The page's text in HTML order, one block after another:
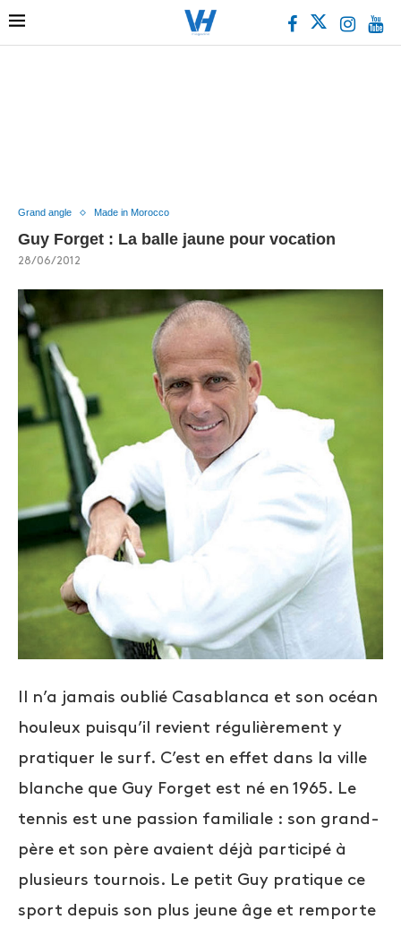
Grand angle Made in Morocco
Guy Forget : La balle jaune pour vocation
28/06/2012
Il n’a jamais oublié Casablanca et son océan
houleux puisqu’il revient régulièrement y
pratiquer le surf. C’est en effet dans la ville
blanche que Guy Forget est né en 1965. Le
tennis est une passion familiale : son grand-
père et son père avaient déjà participé à
plusieurs tournois. Le petit Guy pratique ce
sport depuis son plus jeune âge et remporte